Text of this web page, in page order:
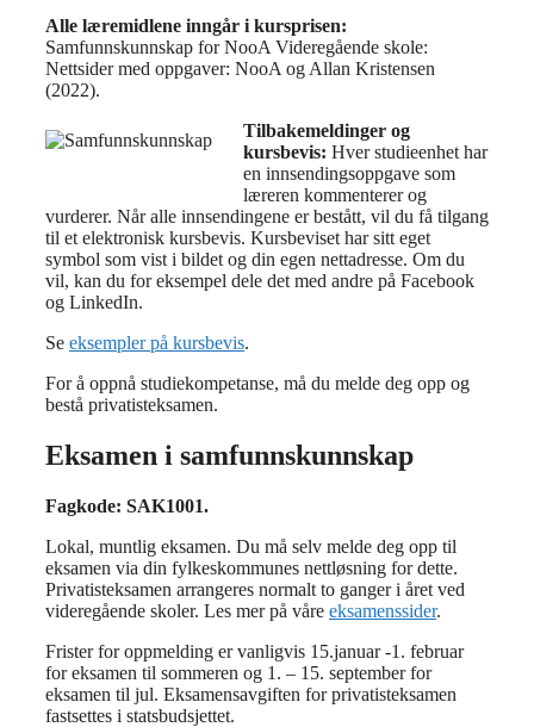
Alle læremidlene inngår i kursprisen:
Samfunnskunnskap for NooA Videregående skole:
Nettsider med oppgaver: NooA og Allan Kristensen
(2022).
Tilbakemeldinger og
kursbevis: Hver studieenhet har
en innsendingsoppgave som
læreren kommenterer og
vurderer. Når alle innsendingene er bestått, vil du få tilgang
til et elektronisk kursbevis. Kursbeviset har sitt eget
symbol som vist i bildet og din egen nettadresse. Om du
vil, kan du for eksempel dele det med andre på Facebook
og LinkedIn.
Se eksempler på kursbevis.
For å oppnå studiekompetanse, må du melde deg opp og
bestå privatisteksamen.
Eksamen i samfunnskunnskap
Fagkode: SAK1001.
Lokal, muntlig eksamen. Du må selv melde deg opp til
eksamen via din fylkeskommunes nettløsning for dette.
Privatisteksamen arrangeres normalt to ganger i året ved
videregående skoler. Les mer på våre eksamenssider.
Frister for oppmelding er vanligvis 15.januar -1. februar
for eksamen til sommeren og 1. – 15. september for
eksamen til jul. Eksamensavgiften for privatisteksamen
fastsettes i statsbudsjettet.